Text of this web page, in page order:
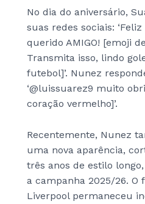
No dia do aniversário,
suas redes sociais:
querido AMIGO! [emoji
Transmita isso, lindo
futebol]’. Nunez
‘@luissuarez9 muito
coração vermelho]’.
Recentemente, Nunez
uma nova aparência,
três anos de estilo
a campanha 2025/26.
Liverpool permaneceu